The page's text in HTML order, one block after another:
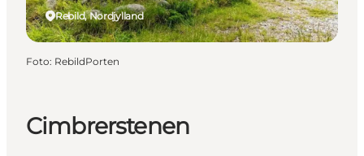
Cimbrerstenen
Rebild, Nordjylland
Foto: RebildPorten